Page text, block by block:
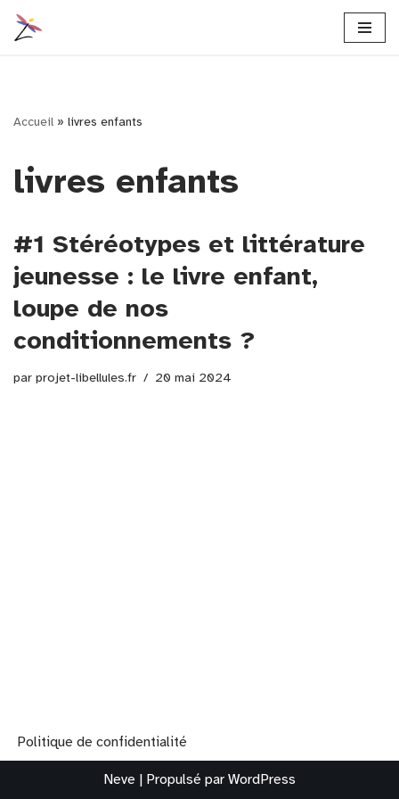
Accueil » livres enfants
livres enfants
#1 Stéréotypes et littérature
jeunesse : le livre enfant,
loupe de nos
conditionnements ?
par projet-libellules.fr 20 mai 2024
Politique de confidentialité
Neve | Propulsé par WordPress